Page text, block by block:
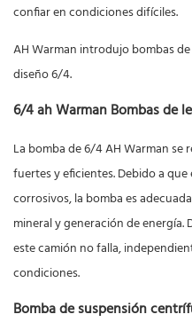
confiar en condiciones difíciles.
AH Warman introdujo bombas
diseño 6/4.
6/4 ah Warman Bombas de
La bomba de 6/4 AH Warman
fuertes y eficientes. Debido a
corrosivos, la bomba es
mineral y generación de energía.
este camión no falla,
condiciones.
Bomba de suspensión